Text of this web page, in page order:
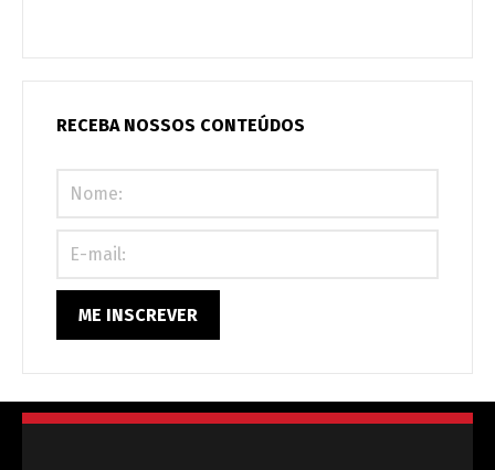
seu
RECEBA NOSSOS CONTEÚDOS